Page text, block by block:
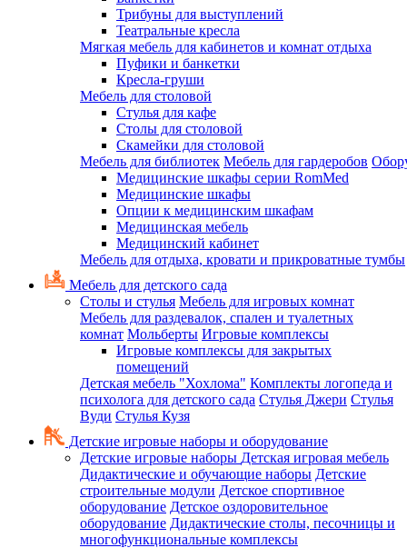
Трибуны для выступлений
Театральные кресла
Мягкая мебель для кабинетов и комнат отдыха
Пуфики и банкетки
Кресла-груши
Мебель для столовой
Cтулья для кафе
Cтолы для столовой
Скамейки для столовой
Мебель для библиотек Мебель для гардеробов
Медицинские шкафы серии RomMed
Медицинские шкафы
Опции к медицинским шкафам
Медицинская мебель
Медицинский кабинет
Мебель для отдыха, кровати и прикроватные тумбы
Мебель для детского сада
Столы и стулья Мебель для игровых комнат
Мебель для раздевалок, спален и туалетных
комнат Мольберты Игровые комплексы
Игровые комплексы для закрытых
помещений
Детская мебель "Хохлома" Комплекты логопеда и
психолога для детского сада Стулья Джери Стулья
Вуди Стулья Кузя
Детские игровые наборы и оборудование
Детские игровые наборы Детская игровая мебель
Дидактические и обучающие наборы Детские
строительные модули Детское спортивное
оборудование Детское оздоровительное
оборудование Дидактические столы, песочницы и
многофункциональные комплексы